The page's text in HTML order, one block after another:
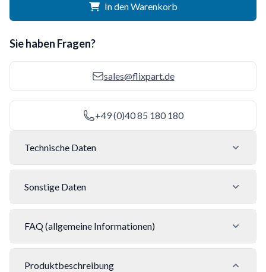
In den Warenkorb
Sie haben Fragen?
sales@flixpart.de
+49 (0)40 85 180 180
Technische Daten
Sonstige Daten
FAQ (allgemeine Informationen)
Produktbeschreibung